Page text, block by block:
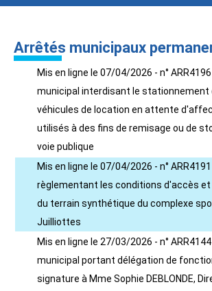
Arrêtés municipaux
Mis en ligne le 07/04/2026 - n°
municipal interdisant le stationnement
véhicules de location en attente
utilisés à des fins de remisage ou de
voie publique
Mis en ligne le 07/04/2026 - n°
règlementant les conditions d'accès
du terrain synthétique du complexe
Juilliottes
Mis en ligne le 27/03/2026 - n°
municipal portant délégation de
signature à Mme Sophie DEBLONDE,